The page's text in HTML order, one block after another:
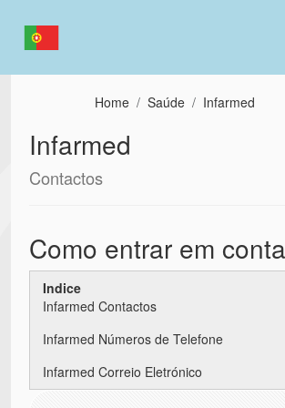
Home Saúde Infarmed
Infarmed
Contactos
Como entrar em
Indice
Infarmed Contactos
Infarmed Números de Telefone
Infarmed Correio Eletrónico